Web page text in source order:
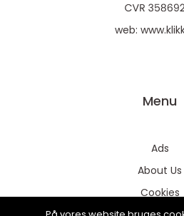
web:
Menu
Ads
About Us
Cookies